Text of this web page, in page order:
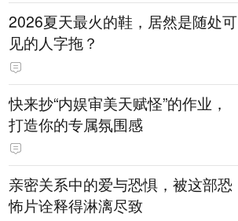
2026夏天最火的鞋，居然是随处可
见的人字拖？
快来抄“内娱审美天赋怪”的作业，
打造你的专属氛围感
亲密关系中的爱与恐惧，被这部恐
怖片诠释得淋漓尽致